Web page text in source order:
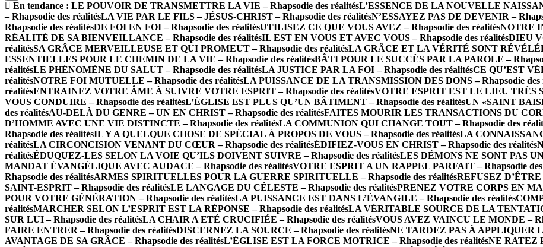
En tendance : LE POUVOIR DE TRANSMETTRE LA VIE – Rhapsodie des réalitésL’ESSENCE DE LA NOUVELLE
– Rhapsodie des réalitésLA VIE PAR LE FILS – JÉSUS-CHRIST – Rhapsodie des réalitésN’ESSAYEZ PAS DE DEVENIR –
Rhapsodie des réalitésDE FOI EN FOI – Rhapsodie des réalitésUTILISEZ CE QUE VOUS AVEZ – Rhapsodie des réalitésNOTRE
RÉALITÉ DE SA BIENVEILLANCE – Rhapsodie des réalitésIL EST EN VOUS ET AVEC VOUS – Rhapsodie des réalitésDIEU
réalitésSA GRÂCE MERVEILLEUSE ET QUI PROMEUT – Rhapsodie des réalitésLA GRÂCE ET LA VÉRITÉ SONT
ESSENTIELLES POUR LE CHEMIN DE LA VIE – Rhapsodie des réalitésBÂTI POUR LE SUCCÈS PAR LA PAROLE –
réalitésLE PHÉNOMÈNE DU SALUT – Rhapsodie des réalitésLA JUSTICE PAR LA FOI – Rhapsodie des réalitésCE QU’EST
réalitésNOTRE FOI MUTUELLE – Rhapsodie des réalitésLA PUISSANCE DE LA TRANSMISSION DES DONS – Rhapsodie des
réalitésENTRAINEZ VOTRE ÂME À SUIVRE VOTRE ESPRIT – Rhapsodie des réalitésVOTRE ESPRIT EST LE LIEU TRÈS
VOUS CONDUIRE – Rhapsodie des réalitésL’ÉGLISE EST PLUS QU’UN BÂTIMENT – Rhapsodie des réalitésUN «SAINT
des réalitésAU-DELÀ DU GENRE – UN EN CHRIST – Rhapsodie des réalitésFAITES MOURIR LES TRANSACTIONS DU
D’HOMME AVEC UNE VIE DISTINCTE – Rhapsodie des réalitésLA COMMUNION QUI CHANGE TOUT – Rhapsodie des
Rhapsodie des réalitésIL Y A QUELQUE CHOSE DE SPÉCIAL À PROPOS DE VOUS – Rhapsodie des réalitésLA
réalitésLA CIRCONCISION VENANT DU CŒUR – Rhapsodie des réalitésÉDIFIEZ-VOUS EN CHRIST – Rhapsodie des réalités
réalitésÉDUQUEZ-LES SELON LA VOIE QU’ILS DOIVENT SUIVRE – Rhapsodie des réalitésLES DÉMONS NE SONT PAS
MANDAT ÉVANGÉLIQUE AVEC AUDACE – Rhapsodie des réalitésVOTRE ESPRIT A UN RAPPEL PARFAIT – Rhapsodie des
Rhapsodie des réalitésARMES SPIRITUELLES POUR LA GUERRE SPIRITUELLE – Rhapsodie des réalitésREFUSEZ
SAINT-ESPRIT – Rhapsodie des réalitésLE LANGAGE DU CÉLESTE – Rhapsodie des réalitésPRENEZ VOTRE CORPS EN
POUR VOTRE GÉNÉRATION – Rhapsodie des réalitésLA PUISSANCE EST DANS L’ÉVANGILE – Rhapsodie des réalités
réalitésMARCHER SELON L’ESPRIT EST LA RÉPONSE – Rhapsodie des réalitésLA VÉRITABLE SOURCE DE LA
SUR LUI – Rhapsodie des réalitésLA CHAIR A ETÉ CRUCIFIÉE – Rhapsodie des réalitésVOUS AVEZ VAINCU LE MONDE –
FAIRE ENTRER – Rhapsodie des réalitésDISCERNEZ LA SOURCE – Rhapsodie des réalitésNE TARDEZ PAS À APPLIQUER
AVANTAGE DE SA GRÂCE – Rhapsodie des réalitésL’ÉGLISE EST LA FORCE MOTRICE – Rhapsodie des réalitésNE RATEZ